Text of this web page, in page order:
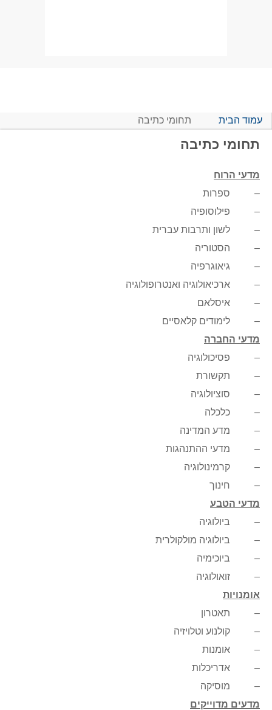
עמוד הבית תחומי כתיבה
תחומי כתיבה
מדעי הרוח
– ספרות
– פילוסופיה
– לשון ותרבות עברית
– הסטוריה
– גיאוגרפיה
– ארכיאולוגיה ואנטרופולוגיה
– איסלאם
– לימודים קלאסיים
מדעי החברה
– פסיכולוגיה
– תקשורת
– סוציולוגיה
– כלכלה
– מדע המדינה
– מדעי ההתנהגות
– קרמינולוגיה
– חינוך
מדעי הטבע
– ביולוגיה
– ביולוגיה מולקולרית
– ביוכימיה
– זואולוגיה
אומנויות
– תאטרון
– קולנוע וטלויזיה
– אומנות
– אדריכלות
– מוסיקה
מדעים מדוייקים